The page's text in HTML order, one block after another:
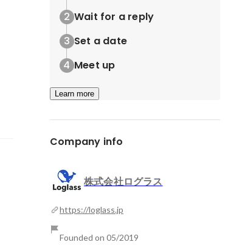
Wait for a reply
Set a date
Meet up
Learn more
Company info
株式会社ログラス
https://loglass.jp
Founded on 05/2019